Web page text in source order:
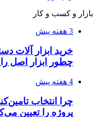
۱۴۰۵/۰۴/۰۹
آربی نوا؛ راهکار
فرصت‌های آربیتراژ
۱۴۰۵/۰۴/۰۶
محبوب شده است؟
۱۴۰۵/۰۳/۳۱